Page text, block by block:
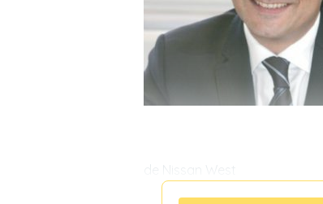
de Nissan West